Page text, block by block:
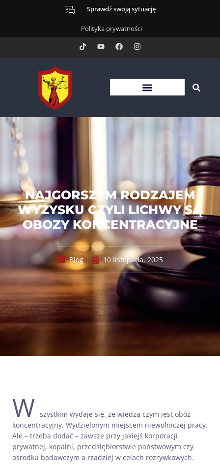
Sprawdź swoją sytuację
Polityka prywatności
NAJGORSZYM RODZAJEM
WYZYSKU CZYLI LICHWY SĄ
OBOZY KONCENTRACYJNE
Blog 10 listopada, 2025
W szystkim wydaje się, że wiedzą czym jest obóz
koncentracyjny. Wydzielonym miejscem niewolniczej pracy.
Ale – trzeba dodać – zawsze przy jakiejś korporacji
prywatnej, kopalni, przedsiębiorstwie państwowym czy
ośrodku badawczym a rzadziej w celach rozrywkowych.